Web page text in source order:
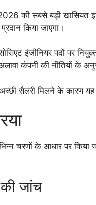
की सबसे बड़ी खासियत
किया जाएगा।
इंजीनियर पदों पर
कंपनी की नीतियों के
सैलरी मिलने के कारण यह
चरणों के आधार पर
जांच